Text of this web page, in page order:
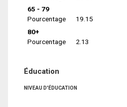
65 - 79
Pourcentage
19.15
80+
Pourcentage
2.13
Éducation
NIVEAU D'ÉDUCATION